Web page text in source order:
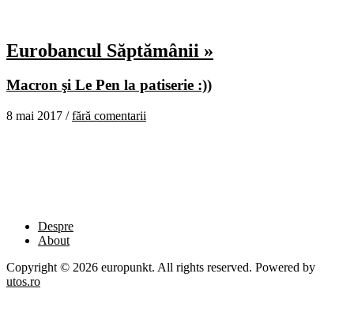
Eurobancul Săptămânii »
Macron şi Le Pen la patiserie :))
8 mai 2017 /fără comentarii
Despre
About
Copyright © 2026 europunkt. All rights reserved. Powered by
utos.ro